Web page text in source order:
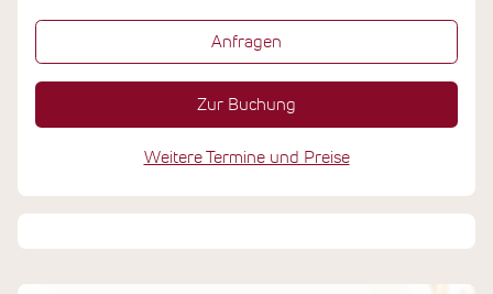
Anfragen
Zur Buchung
Weitere Termine und Preise